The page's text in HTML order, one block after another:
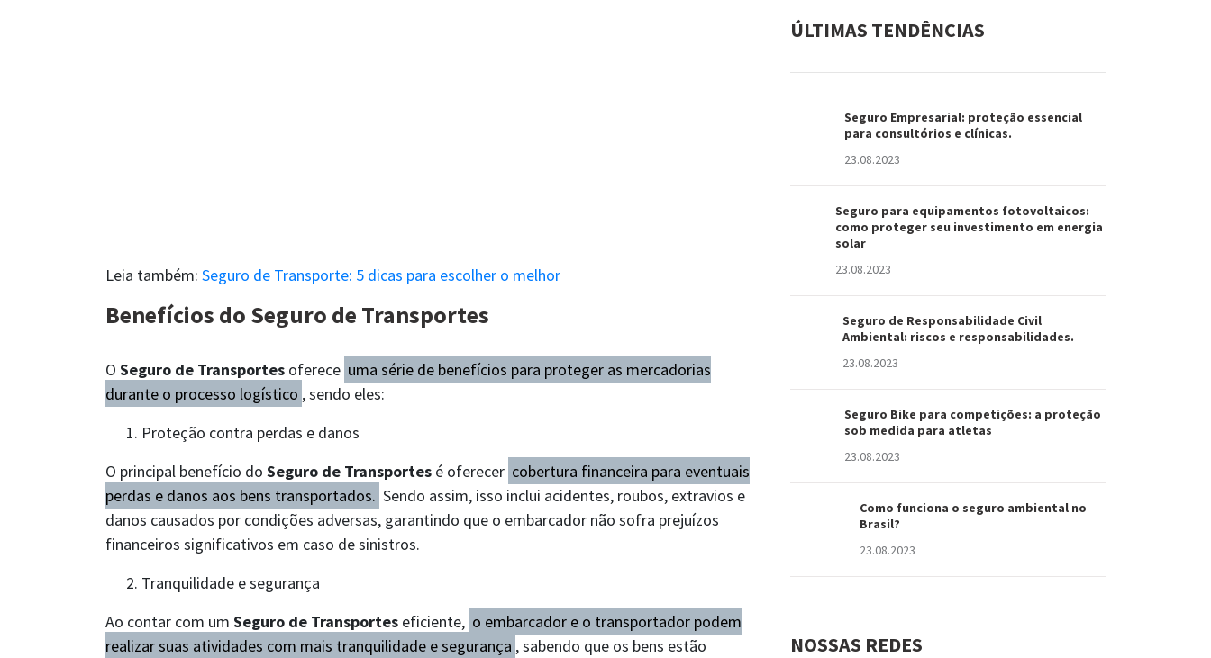
Leia também: Seguro de Transporte: 5 dicas para escolher o melhor
Benefícios do Seguro de Transportes
O Seguro de Transportes oferece uma série de benefícios para proteger as mercadorias
durante o processo logístico , sendo eles:
Proteção contra perdas e danos
O principal benefício do Seguro de Transportes é oferecer cobertura financeira para eventuais
perdas e danos aos bens transportados. Sendo assim, isso inclui acidentes, roubos, extravios e
danos causados por condições adversas, garantindo que o embarcador não sofra prejuízos
financeiros significativos em caso de sinistros.
Tranquilidade e segurança
Ao contar com um Seguro de Transportes eficiente, o embarcador e o transportador podem
realizar suas atividades com mais tranquilidade e segurança , sabendo que os bens estão
ÚLTIMAS TENDÊNCIAS
Seguro Empresarial: proteção essencial
para consultórios e clínicas.
23.08.2023
Seguro para equipamentos fotovoltaicos:
como proteger seu investimento em energia
solar
23.08.2023
Seguro de Responsabilidade Civil
Ambiental: riscos e responsabilidades.
23.08.2023
Seguro Bike para competições: a proteção
sob medida para atletas
23.08.2023
Como funciona o seguro ambiental no
Brasil?
23.08.2023
NOSSAS REDES